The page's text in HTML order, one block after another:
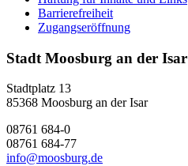
Barrierefreiheit
Zugangseröffnung
Stadt Moosburg an der Isar
Stadtplatz 13
85368 Moosburg an der Isar
08761 684-0
08761 684-77
info@moosburg.de